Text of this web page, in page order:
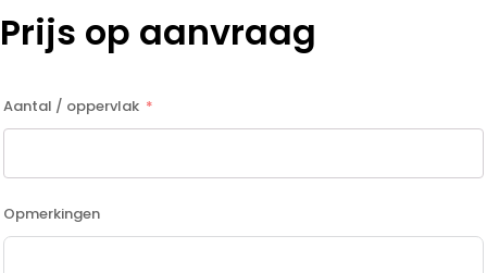
Prijs op aanvraag
Aantal / oppervlak
Opmerkingen